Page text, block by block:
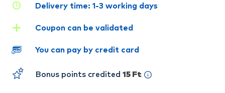
Delivery time: 1-3 working days
Coupon can be validated
You can pay by credit card
Bonus points credited 15 Ft